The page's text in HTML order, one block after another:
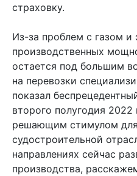
страховку.
Из-за проблем с газом
производственных
остается под большим
на перевозки
показал
второго полугодия
решающим стимулом для
судостроительной
направлениях сейчас
производства,